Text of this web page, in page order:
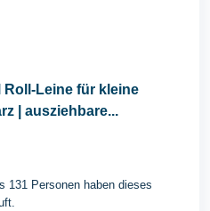
Leine für kleine
| ausziehbare...
131 Personen haben dieses